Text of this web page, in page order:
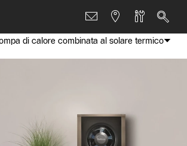
di calore combinata al solare termico